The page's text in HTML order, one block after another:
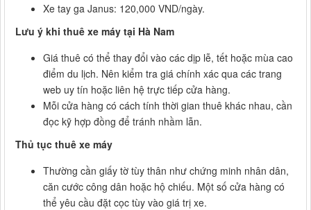
Xe tay ga Janus: 120,000 VND/ngày.
Lưu ý khi thuê xe máy tại Hà Nam
Giá thuê có thể thay đổi vào các dịp lễ, tết hoặc mùa cao
điểm du lịch. Nên kiểm tra giá chính xác qua các trang
web uy tín hoặc liên hệ trực tiếp cửa hàng.
Mỗi cửa hàng có cách tính thời gian thuê khác nhau, cần
đọc kỹ hợp đồng để tránh nhầm lẫn.
Thủ tục thuê xe máy
Thường cần giấy tờ tùy thân như chứng minh nhân dân,
căn cước công dân hoặc hộ chiếu. Một số cửa hàng có
thể yêu cầu đặt cọc tùy vào giá trị xe.